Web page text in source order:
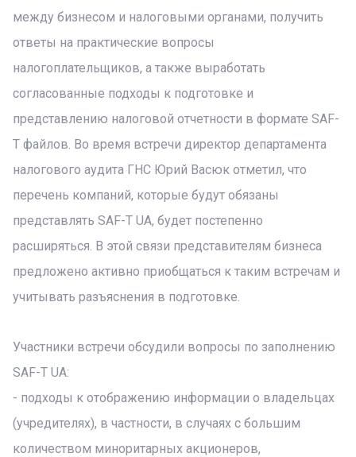
между бизнесом и налоговыми органами, получить
ответы на практические вопросы
налогоплательщиков, а также выработать
согласованные подходы к подготовке и
представлению налоговой отчетности в формате SAF-
T файлов. Во время встречи директор департамента
налогового аудита ГНС ​​Юрий Васюк отметил, что
перечень компаний, которые будут обязаны
представлять SAF-T UA, будет постепенно
расширяться. В этой связи представителям бизнеса
предложено активно приобщаться к таким встречам и
учитывать разъяснения в подготовке.
Участники встречи обсудили вопросы по заполнению
SAF-T UA:
- подходы к отображению информации о владельцах
(учредителях), в частности, в случаях с большим
количеством миноритарных акционеров,